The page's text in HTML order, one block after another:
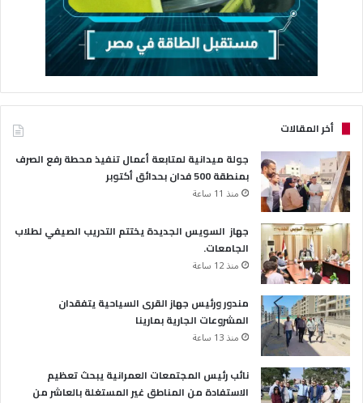
أخر المقالات
جولة ميدانية لمتابعة أعمال تنفيذ محطة رفع الصرف
بمنطقة 500 فدان بحدائق أكتوبر
منذ 11 ساعة
جهاز السويس الجديدة يختتم التدريب الصيفي لطلاب
الجامعات.
منذ 12 ساعة
مندور ورئيس جهاز القرى السياحية يتفقدان
المشروعات الجارية بمارينا
منذ 13 ساعة
نائب رئيس المجتمعات العمرانية يبحث تعظيم
الاستفادة من المناطق غير المستغلة بالعاشر من